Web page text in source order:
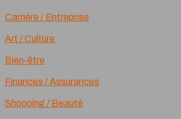
Carrière / Entreprise
Art / Culture
Bien-être
Finances / Assurances
Shopping / Beauté